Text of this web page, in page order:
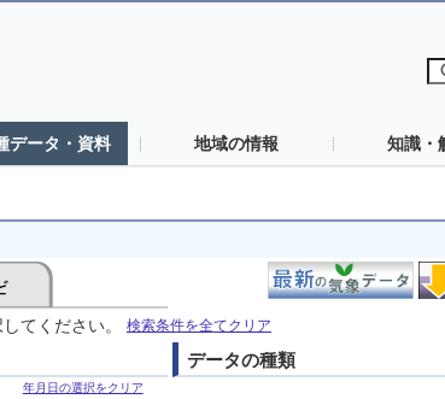
データ・資料 地域の情報 知識・
てください。 検索条件を全てクリア
年月日の選択をクリア
データの種類